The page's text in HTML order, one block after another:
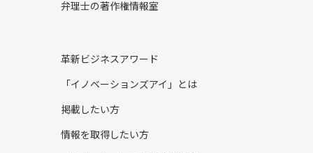
弁理士の著作権情報室
革新ビジネスアワード
「イノベーションズアイ」とは
掲載したい方
情報を取得したい方